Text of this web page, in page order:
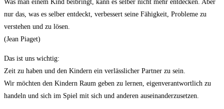
Was man einem Kind beibringt, kann es selber nicht mehr entdecken. Aber
nur das, was es selber entdeckt, verbessert seine Fähigkeit, Probleme zu
verstehen und zu lösen.
(Jean Piaget)
Das ist uns wichtig:
Zeit zu haben und den Kindern ein verlässlicher Partner zu sein.
Wir möchten den Kindern Raum geben zu lernen, eigenverantwortlich zu
handeln und sich im Spiel mit sich und anderen auseinanderzusetzen.